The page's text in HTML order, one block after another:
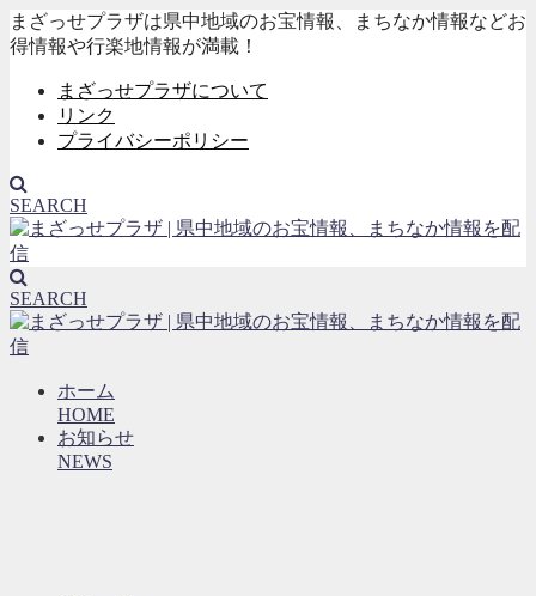
まざっせプラザは県中地域のお宝情報、まちなか情報などお
得情報や行楽地情報が満載！
まざっせプラザについて
リンク
プライバシーポリシー
SEARCH
SEARCH
ホーム
HOME
お知らせ
NEWS